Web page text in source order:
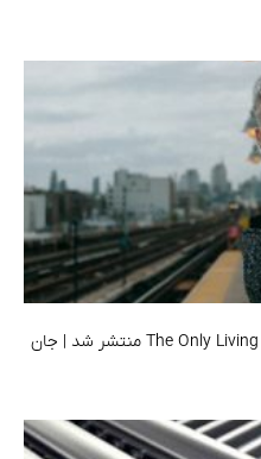
تریلر فیلم The Only Living Pickpocket in New York منتشر شد | جان